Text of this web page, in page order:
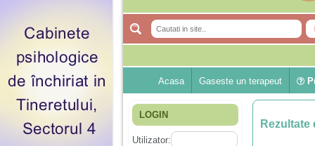
Acasa Gaseste un terapeut
LOGIN
Utilizator:
Rezultate